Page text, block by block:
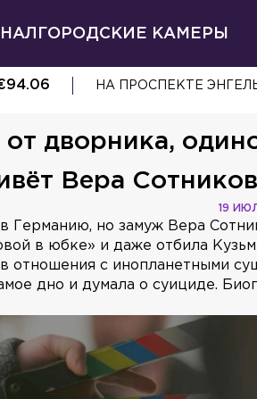
ГОРОДСКИЕ КАМЕРЫ
94.06 НА ПРОСПЕКТЕ
дворника,
Вера
19
Германию, но замуж Вера
в юбке» и даже отбила
в отношения с инопланетными
дно и думала о суициде.